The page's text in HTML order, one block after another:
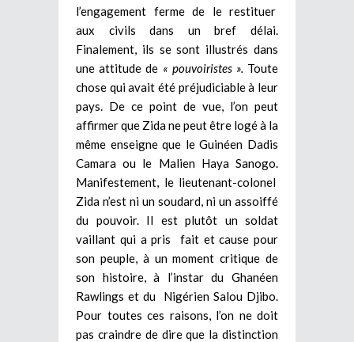
l’engagement ferme de le restituer
aux civils dans un bref délai.
Finalement, ils se sont illustrés dans
une attitude de « pouvoiristes ». Toute
chose qui avait été préjudiciable à leur
pays. De ce point de vue, l’on peut
affirmer que Zida ne peut être logé à la
même enseigne que le Guinéen Dadis
Camara ou le Malien Haya Sanogo.
Manifestement, le lieutenant-colonel
Zida n’est ni un soudard, ni un assoiffé
du pouvoir. Il est plutôt un soldat
vaillant qui a pris fait et cause pour
son peuple, à un moment critique de
son histoire, à l’instar du Ghanéen
Rawlings et du Nigérien Salou Djibo.
Pour toutes ces raisons, l’on ne doit
pas craindre de dire que la distinction